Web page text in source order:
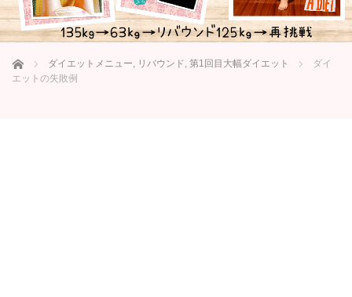
ホーム ダイエットメニュー, リバウンド, 第1回目大幅ダイエット
ダイ
エットの失敗例